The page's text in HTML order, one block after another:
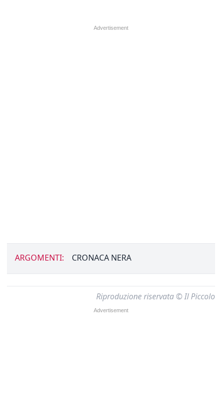
ARGOMENTI: CRONACA NERA
Riproduzione riservata © Il Piccolo